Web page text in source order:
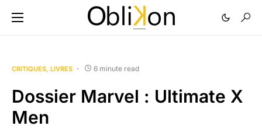
CRITIQUES LIVRES 6 minute read
Dossier Marvel : Ultimate X
Men